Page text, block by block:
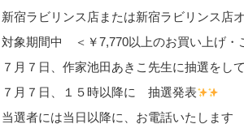
新宿ラビリンス店または新宿ラビリンス店
対象期間中 ＜￥7,770以上のお買い上げ
７月７日、作家池田あきこ先生に抽選をし
７月７日、１５時以降に 抽選発表
当選者には当日以降に、お電話いたします